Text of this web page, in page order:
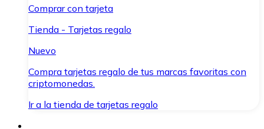
Comprar con tarjeta
Tienda - Tarjetas regalo
Nuevo
Compra tarjetas regalo de tus marcas favoritas con
criptomonedas.
Ir a la tienda de tarjetas regalo